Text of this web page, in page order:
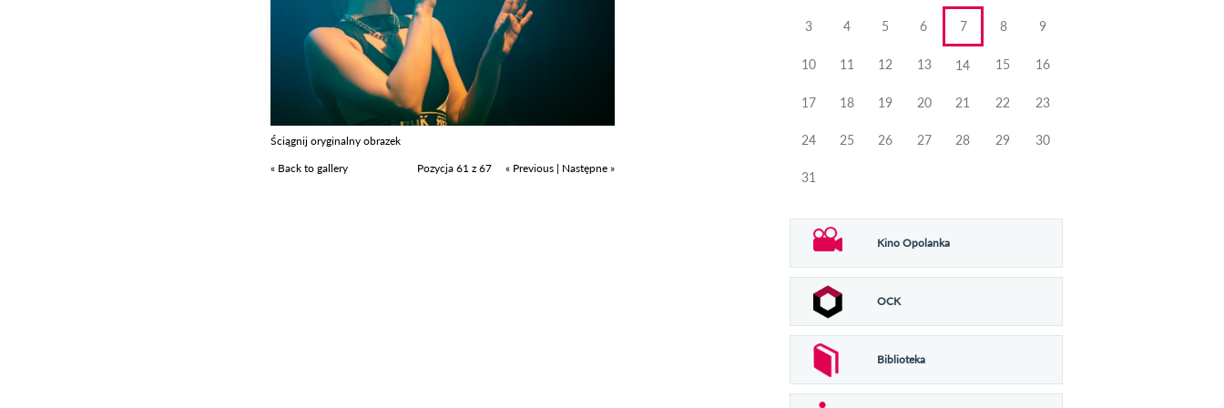
Ściągnij oryginalny obrazek
« Back to gallery
Pozycja 61 z 67 « Previous | Następne »
3 4 5 6 7 8 9
10 11 12 13 14 15 16
17 18 19 20 21 22 23
24 25 26 27 28 29 30
31
Kino Opolanka
OCK
Biblioteka